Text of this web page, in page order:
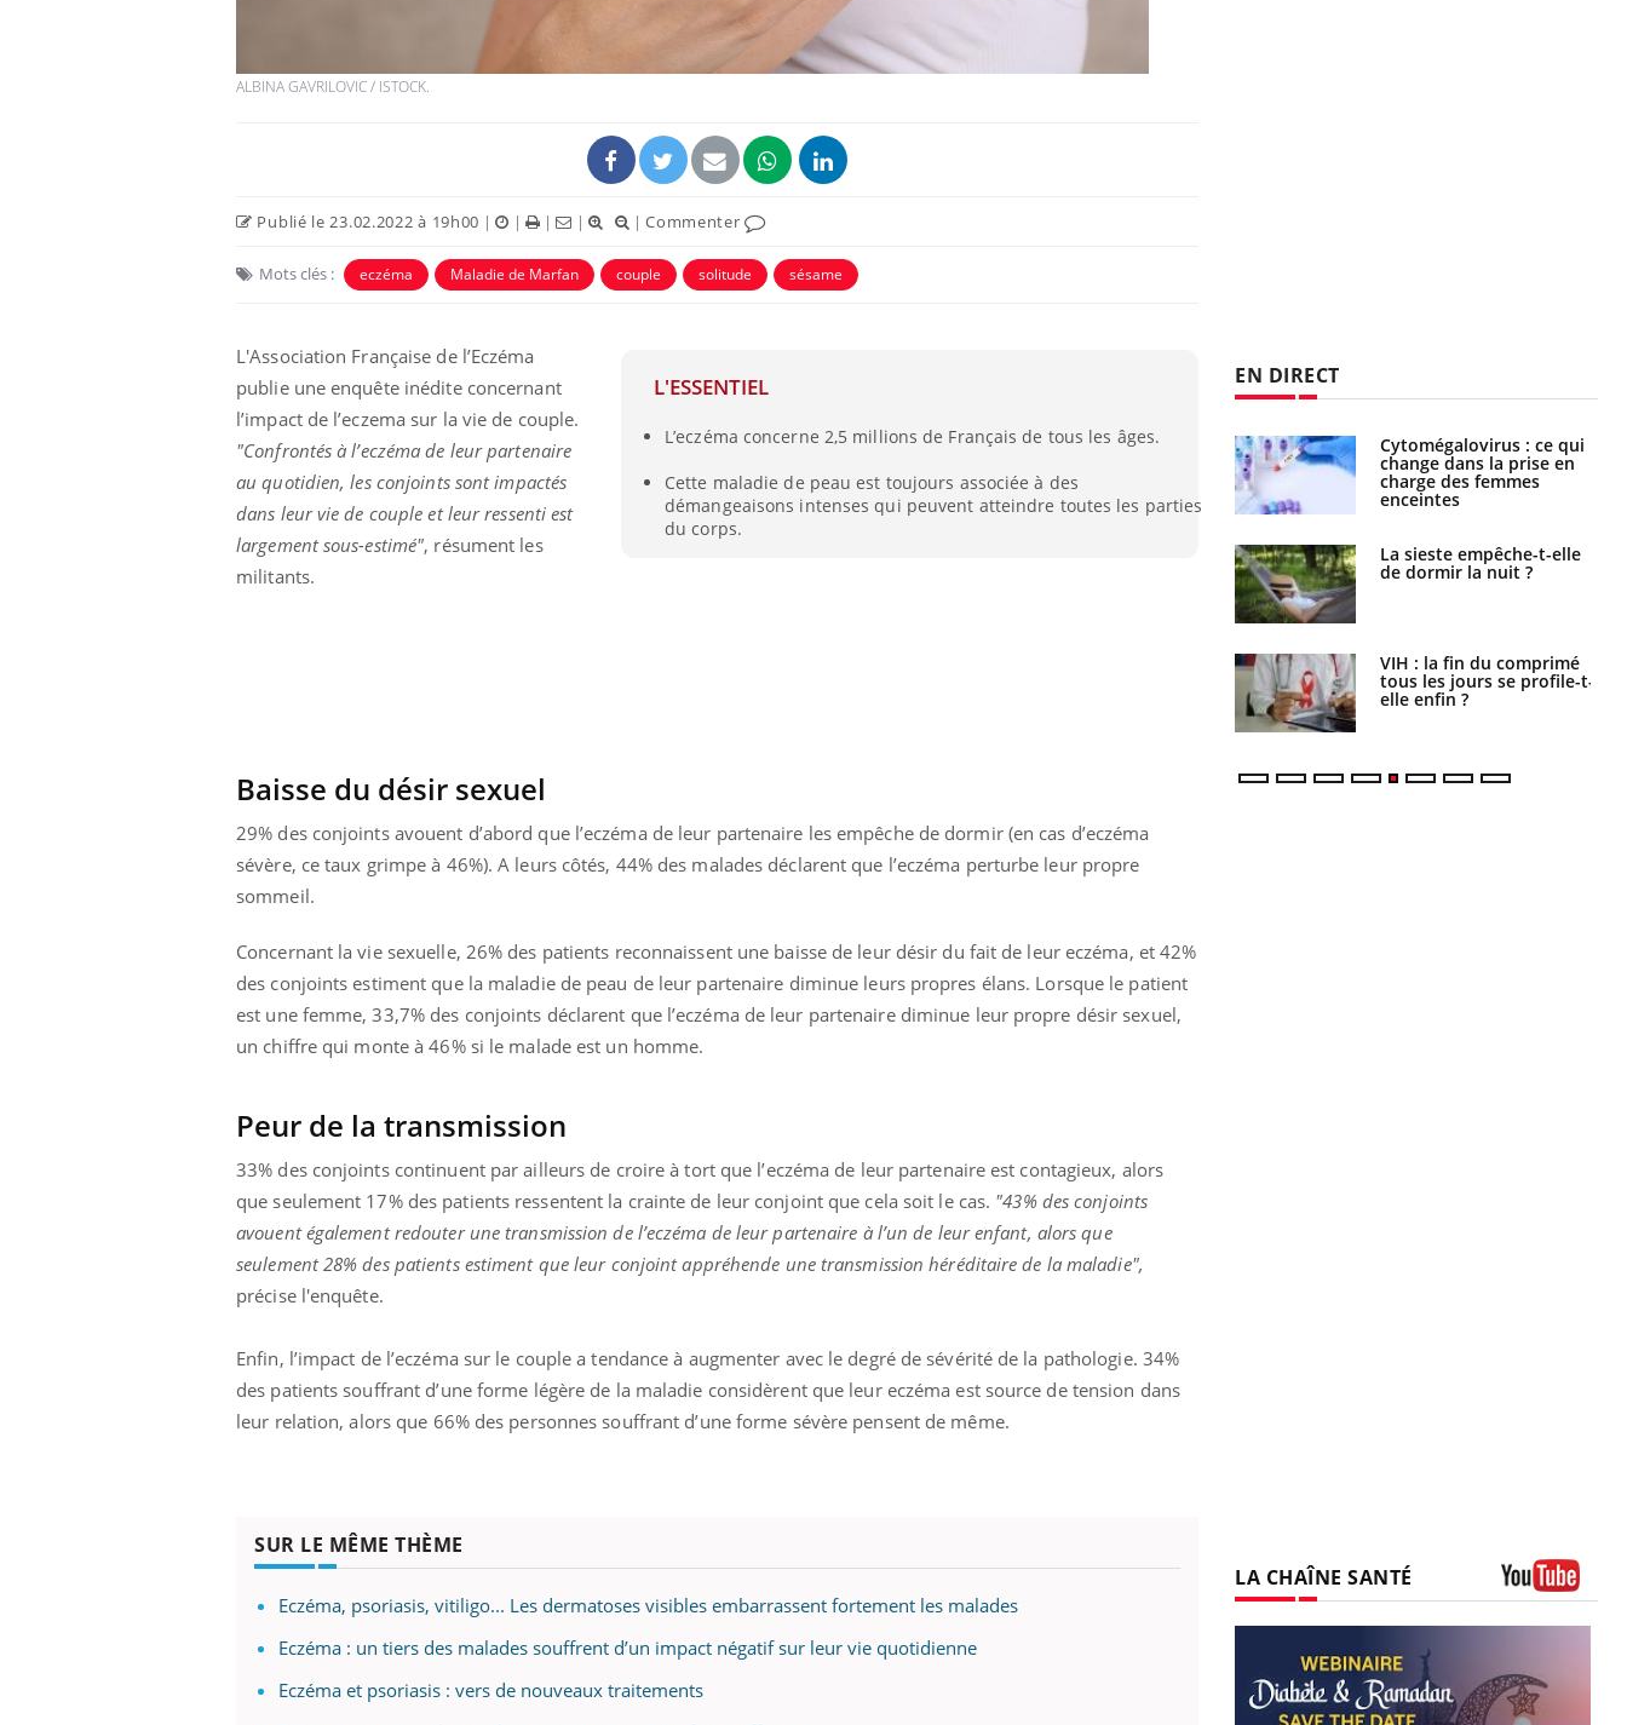
ALBINA GAVRILOVIC / ISTOCK.
Publié le 23.02.2022 à 19h00 | | | | |Commenter
Mots clés : eczéma Maladie de Marfan couple solitude sésame
L'ESSENTIEL
L’eczéma concerne 2,5 millions de Français de tous les âges.
Cette maladie de peau est toujours associée à des
démangeaisons intenses qui peuvent atteindre toutes les parties
du corps.
L'Association Française de l’Eczéma
publie une enquête inédite concernant
l’impact de l’eczema sur la vie de couple.
"Confrontés à l’eczéma de leur partenaire
au quotidien, les conjoints sont impactés
dans leur vie de couple et leur ressenti est
largement sous-estimé", résument les
militants.
Baisse du désir sexuel
29% des conjoints avouent d’abord que l’eczéma de leur partenaire les empêche de dormir (en cas d’eczéma
sévère, ce taux grimpe à 46%). A leurs côtés, 44% des malades déclarent que l’eczéma perturbe leur propre
sommeil.
Concernant la vie sexuelle, 26% des patients reconnaissent une baisse de leur désir du fait de leur eczéma, et 42%
des conjoints estiment que la maladie de peau de leur partenaire diminue leurs propres élans. Lorsque le patient
est une femme, 33,7% des conjoints déclarent que l’eczéma de leur partenaire diminue leur propre désir sexuel,
un chiffre qui monte à 46% si le malade est un homme.
Peur de la transmission
33% des conjoints continuent par ailleurs de croire à tort que l’eczéma de leur partenaire est contagieux, alors
que seulement 17% des patients ressentent la crainte de leur conjoint que cela soit le cas. "43% des conjoints
avouent également redouter une transmission de l’eczéma de leur partenaire à l’un de leur enfant, alors que
seulement 28% des patients estiment que leur conjoint appréhende une transmission héréditaire de la maladie",
précise l'enquête.
Enfin, l’impact de l’eczéma sur le couple a tendance à augmenter avec le degré de sévérité de la pathologie. 34%
des patients souffrant d’une forme légère de la maladie considèrent que leur eczéma est source de tension dans
leur relation, alors que 66% des personnes souffrant d’une forme sévère pensent de même.
SUR LE MÊME THÈME
Eczéma, psoriasis, vitiligo... Les dermatoses visibles embarrassent fortement les malades
Eczéma : un tiers des malades souffrent d’un impact négatif sur leur vie quotidienne
Eczéma et psoriasis : vers de nouveaux traitements
EN DIRECT
Comment éviter une otite
pendant les vacances ?
Hantavirus : un cas
détecté chez un touriste
en France
Grossesse à risque : ce jus
des chercheurs
Cancer colorectal : une
changé la donne au Pays
basque
Cytomégalovirus : ce qui
change dans la prise en
charge des femmes
enceintes
La sieste empêche-t-elle
de dormir la nuit ?
VIH : la fin du comprimé
tous les jours se profile-t-
elle enfin ?
LA CHAÎNE SANTÉ